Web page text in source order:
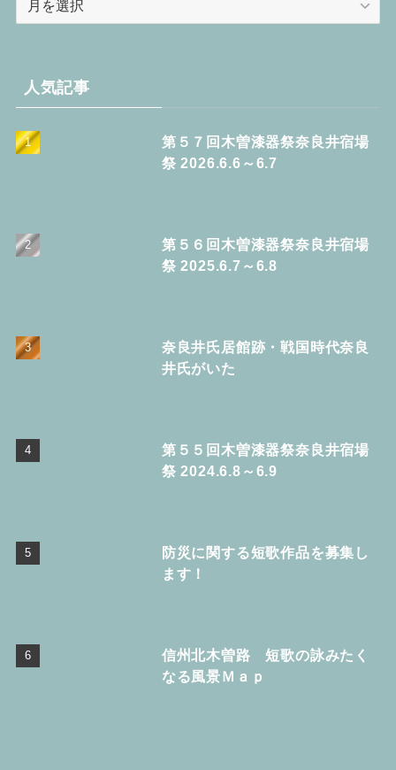
ブ人気記事
第５７回木曽漆器祭奈良井宿場
祭 2026.6.6～6.7
第５６回木曽漆器祭奈良井宿場
祭 2025.6.7～6.8
奈良井氏居館跡・戦国時代奈良
井氏がいた
第５５回木曽漆器祭奈良井宿場
祭 2024.6.8～6.9
防災に関する短歌作品を募集し
ます！
信州北木曽路 短歌の詠みたく
なる風景Ｍａｐ